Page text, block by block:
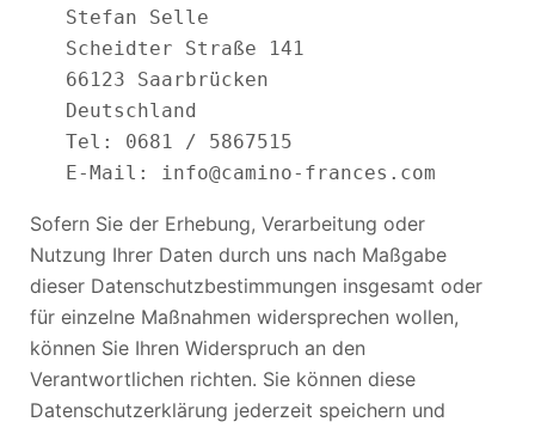
   Stefan Selle
   Scheidter Straße 141
   66123 Saarbrücken
   Deutschland
   Tel: 0681 / 5867515
Sofern Sie der Erhebung, Verarbeitung oder
Nutzung Ihrer Daten durch uns nach Maßgabe
dieser Datenschutzbestimmungen insgesamt oder
für einzelne Maßnahmen widersprechen wollen,
können Sie Ihren Widerspruch an den
Verantwortlichen richten. Sie können diese
Datenschutzerklärung jederzeit speichern und